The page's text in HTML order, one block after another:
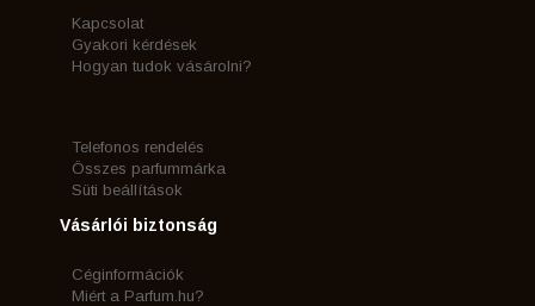
Kapcsolat
Gyakori kérdések
Hogyan tudok vásárolni?
Telefonos rendelés
Összes parfummárka
Süti beállítások
Vásárlói biztonság
Céginformációk
Miért a Parfum.hu?